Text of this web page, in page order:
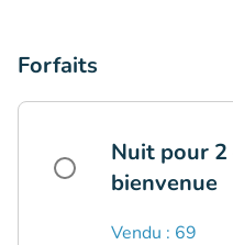
Forfaits
Nuit pour
bienvenue
Vendu : 69